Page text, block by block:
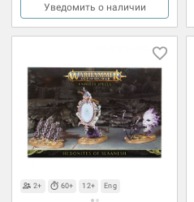
Уведомить о наличии
2+ 60+ 12+ Eng